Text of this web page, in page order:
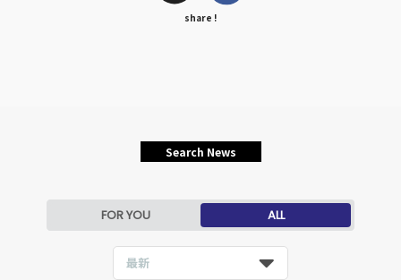
share !
Search News
FOR YOU ALL
最新